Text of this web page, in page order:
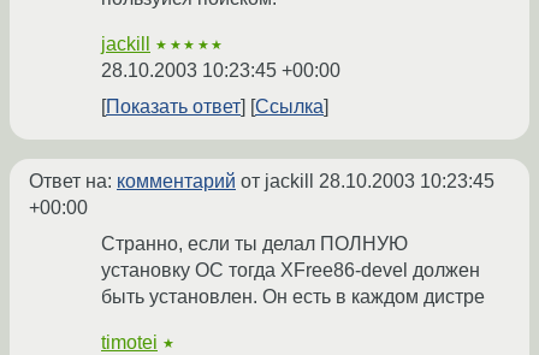
jackill ★★★★★
28.10.2003 10:23:45 +00:00
Показать ответ
Ссылка
Ответ на: комментарий от jackill 28.10.2003 10:23:45
+00:00
Странно, если ты делал ПОЛНУЮ
установку ОС тогда XFree86-devel должен
быть установлен. Он есть в каждом дистре
timotei ★